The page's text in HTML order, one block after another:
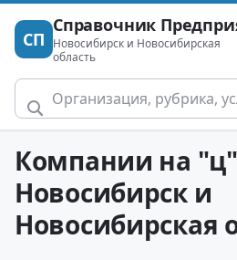
СП
Справочник
Новосибирск и Новосибирская
область
Компании на
Новосибирск и
Новосибирская